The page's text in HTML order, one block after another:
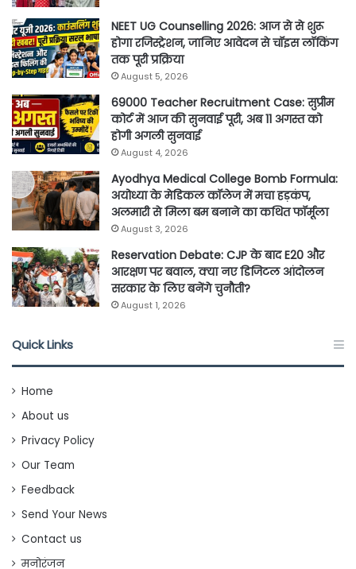
NEET UG Counselling 2026: आज से से शुरू
होगा रजिस्ट्रेशन, जानिए आवेदन से चॉइस लॉकिंग
तक पूरी प्रक्रिया
August 5, 2026
69000 Teacher Recruitment Case: सुप्रीम
कोर्ट में आज की सुनवाई पूरी, अब 11 अगस्त को
होगी अगली सुनवाई
August 4, 2026
Ayodhya Medical College Bomb Formula:
अयोध्या के मेडिकल कॉलेज में मचा हड़कंप,
अलमारी से मिला बम बनाने का कथित फॉर्मूला
August 3, 2026
Reservation Debate: CJP के बाद E20 और
आरक्षण पर बवाल, क्या नए डिजिटल आंदोलन
सरकार के लिए बनेंगे चुनौती?
August 1, 2026
Quick Links
Home
About us
Privacy Policy
Our Team
Feedback
Send Your News
Contact us
मनोरंजन